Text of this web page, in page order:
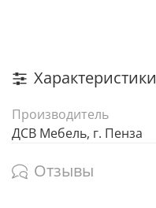
Характеристики
Производитель
ДСВ Мебель, г. Пенза
Отзывы